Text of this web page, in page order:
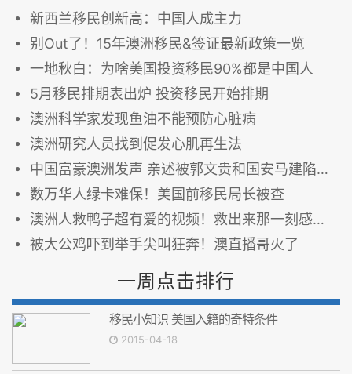
新西兰移民创新高：中国人成主力
别Out了！15年澳洲移民&签证最新政策一览
一地秋白：为啥美国投资移民90%都是中国人
5月移民排期表出炉 投资移民开始排期
澳洲科学家发现鱼油不能预防心脏病
澳洲研究人员找到促发心肌再生法
中国富豪澳洲发声 亲述被郭文贵和国安马建陷害吞财产 图
数万华人绿卡难保！美国前移民局长被查
澳洲人救鸭子超有爱的视频！救出来那一刻感动哭了！一分钟感动千万人
被大公鸡吓到举手尖叫狂奔！澳直播哥火了
一周点击排行
移民小知识 美国入籍的奇特条件
2015-04-18